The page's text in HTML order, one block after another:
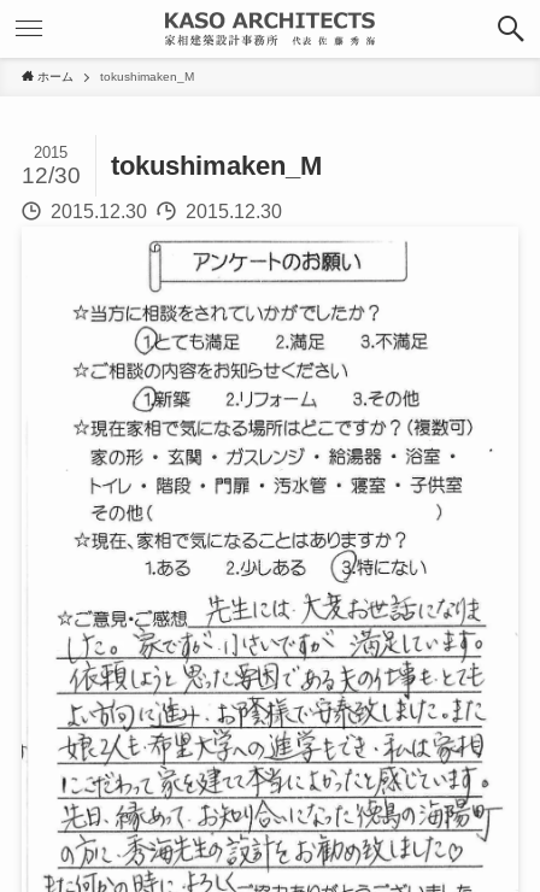
ホーム tokushimaken_M
tokushimaken_M
2015
12/30
2015.12.30 2015.12.30